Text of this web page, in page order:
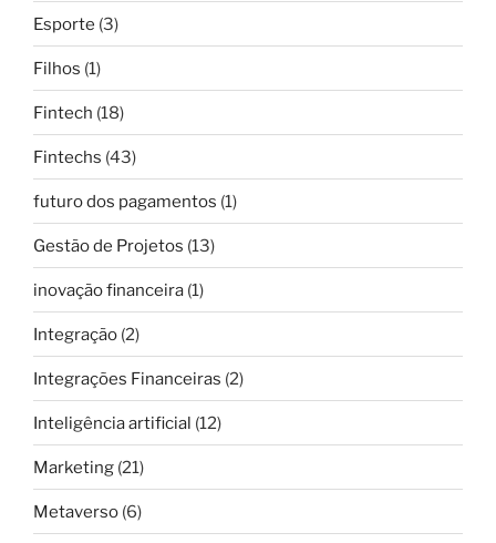
Esporte (3)
Filhos (1)
Fintech (18)
Fintechs (43)
futuro dos pagamentos (1)
Gestão de Projetos (13)
inovação financeira (1)
Integração (2)
Integrações Financeiras (2)
Inteligência artificial (12)
Marketing (21)
Metaverso (6)